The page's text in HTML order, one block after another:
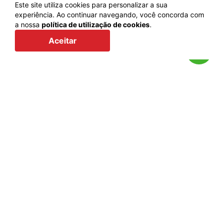
Este site utiliza cookies para personalizar a sua
experiência. Ao continuar navegando, você concorda com
a nossa política de utilização de cookies.
Aceitar